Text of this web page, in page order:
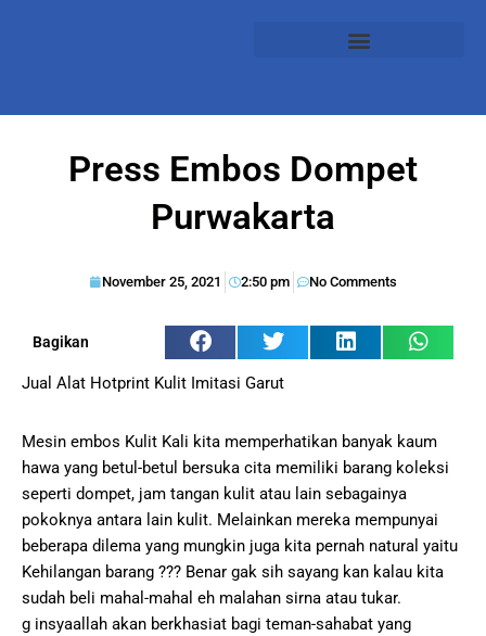
Press Embos Dompet
Purwakarta
November 25, 2021 2:50 pm No Comments
Bagikan
Jual Alat Hotprint Kulit Imitasi Garut
Mesin embos Kulit Kali kita memperhatikan banyak kaum
hawa yang betul-betul bersuka cita memiliki barang koleksi
seperti dompet, jam tangan kulit atau lain sebagainya
pokoknya antara lain kulit. Melainkan mereka mempunyai
beberapa dilema yang mungkin juga kita pernah natural yaitu
Kehilangan barang ??? Benar gak sih sayang kan kalau kita
sudah beli mahal-mahal eh malahan sirna atau tukar.
g insyaallah akan berkhasiat bagi teman-sahabat yang